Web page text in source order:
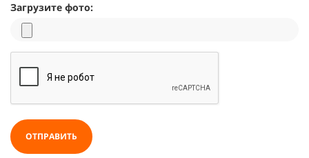
Загрузите фото:
ОТПРАВИТЬ